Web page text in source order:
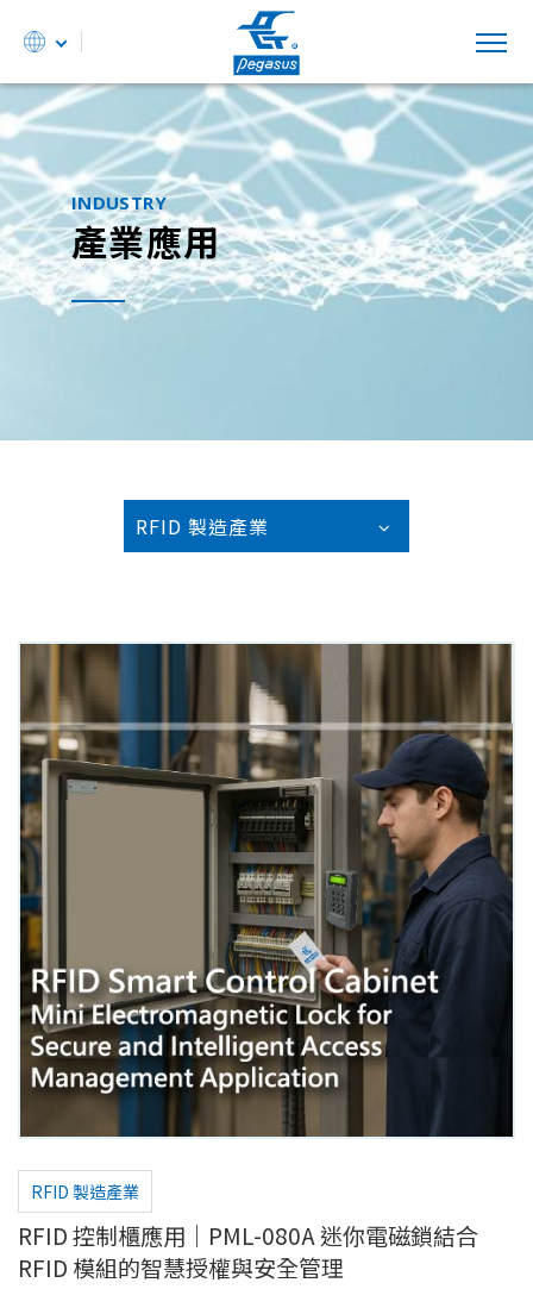
INDUSTRY
產業應用
RFID 製造產業
RFID 製造產業
RFID 控制櫃應用｜PML-080A 迷你電磁鎖結合
RFID 模組的智慧授權與安全管理